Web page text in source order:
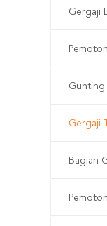
Gergaji
Gergaji
Bagian